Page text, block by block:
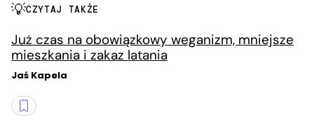
CZYTAJ TAKŻE
Już czas na obowiązkowy weganizm, mniejsze
mieszkania i zakaz latania
Jaś Kapela